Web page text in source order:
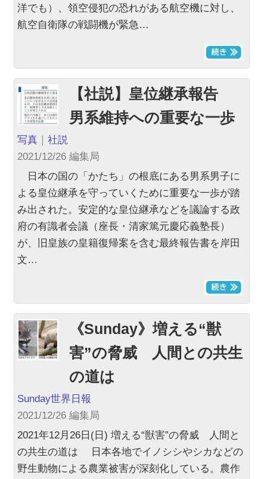
洋でも）、領空侵犯の恐れがある航空機に対し、
航空自衛隊の戦闘機が緊急…
【社説】皇位継承報告
男系維持への重要な一歩
写真 ｜社説
2021/12/26 編集局
日本の国の「かたち」の根底にある男系男子に
よる皇位継承を守っていくために重要な一歩が踏
み出された。安定的な皇位継承などを議論する政
府の有識者会議（座長・清家篤元慶応義塾長）
が、旧皇族の皇籍復帰案を含む最終報告書を岸田
文…
《Sunday》増える“獣
害”の脅威 人間との共生
の道は
Sunday世界日報
2021/12/26 編集局
2021年12月26日(日) 増える“獣害”の脅威 人間と
の共生の道は 日本各地でイノシシやシカなどの
野生動物による農業被害が深刻化している。農作